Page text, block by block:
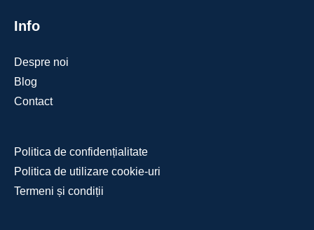
Info
Despre noi
Blog
Contact
Politica de confidențialitate
Politica de utilizare cookie-uri
Termeni și condiții